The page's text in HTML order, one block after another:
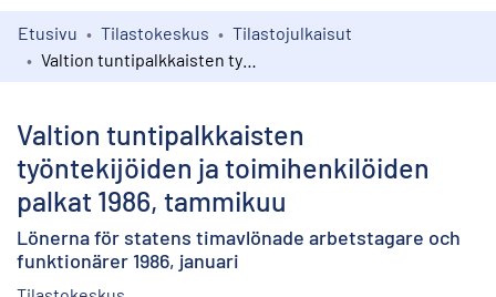
Kokoelmat
Etusivu Tilastokeskus
Tilastojulkaisut
Valtion tuntipalkkaisten
työntekijöiden ja toimihenkilöiden
palkat 1986, tammikuu
Lönerna för statens timavlönade arbetstagare och
funktionärer 1986, januari